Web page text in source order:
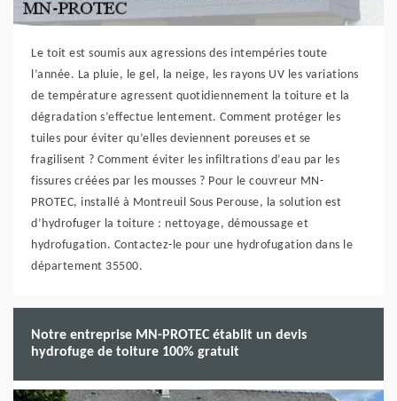
Le toit est soumis aux agressions des intempéries toute
l’année. La pluie, le gel, la neige, les rayons UV les variations
de température agressent quotidiennement la toiture et la
dégradation s’effectue lentement. Comment protéger les
tuiles pour éviter qu’elles deviennent poreuses et se
fragilisent ? Comment éviter les infiltrations d’eau par les
fissures créées par les mousses ? Pour le couvreur MN-
PROTEC, installé à Montreuil Sous Perouse, la solution est
d’hydrofuger la toiture : nettoyage, démoussage et
hydrofugation. Contactez-le pour une hydrofugation dans le
département 35500.
Notre entreprise MN-PROTEC établit un devis
hydrofuge de toiture 100% gratuit